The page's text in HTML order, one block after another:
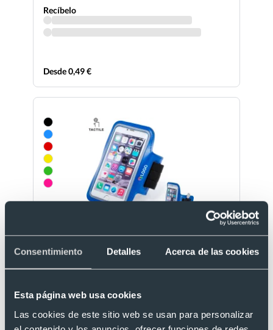
Consentimiento Detalles Acerca de las cookies
Esta página web usa cookies
Las cookies de este sitio web se usan para personalizar
Recíbelo
Desde 0,49 €
Ref. 885522
Recíbelo